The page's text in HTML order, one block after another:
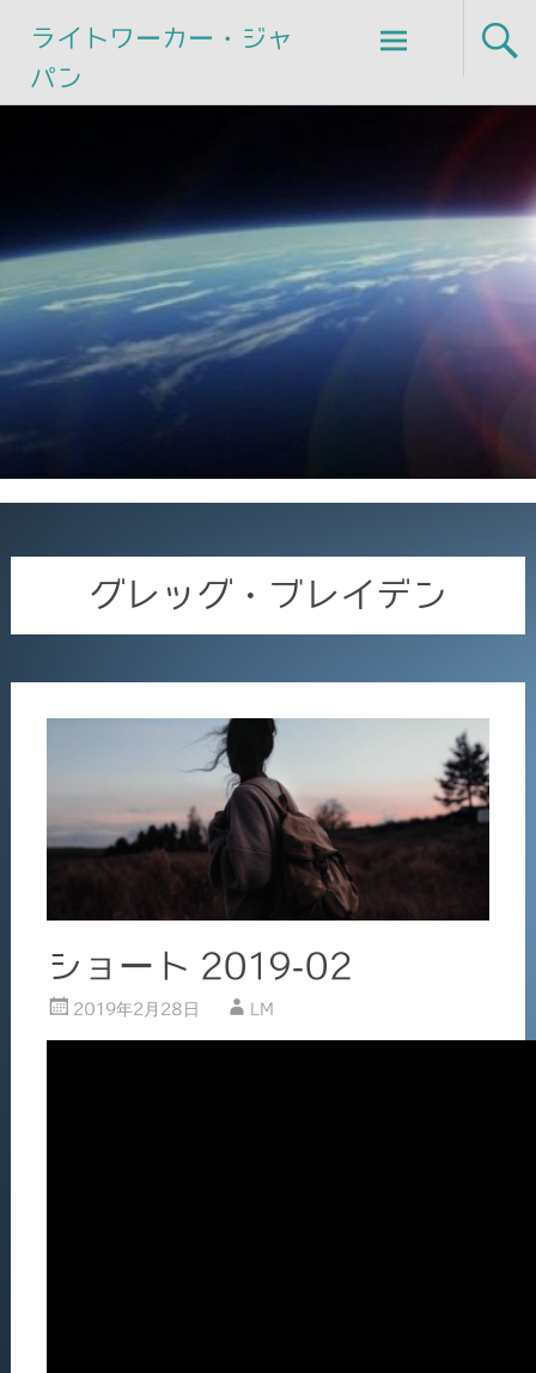
ライトワーカー・ジャ
パン
Skip
to
グレッグ・ブレイデン
ショート 2019-02
2019年2月28日 LM